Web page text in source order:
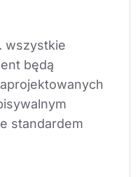
wszystkie
będą
standardem